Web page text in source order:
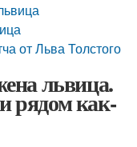
от Льва Толстого
львица.
рядом как-